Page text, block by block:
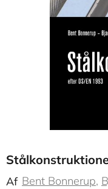
Af Bent Bonnerup